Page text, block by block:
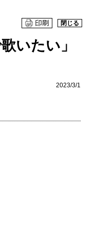
閉じる
いたい」
2023/3/1